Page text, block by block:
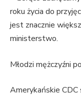
roku życia do
jest znacznie
ministerstwo.
Młodzi mężczyźni
Amerykańskie CDC